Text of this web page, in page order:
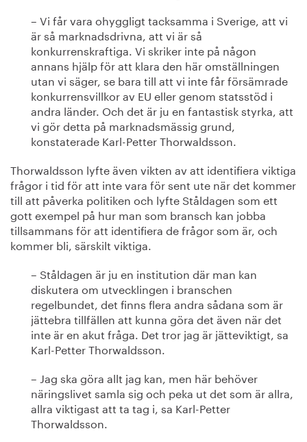
– Vi får vara ohyggligt tacksamma i Sverige, att vi
är så marknadsdrivna, att vi är så
konkurrenskraftiga. Vi skriker inte på någon
annans hjälp för att klara den här omställningen
utan vi säger, se bara till att vi inte får försämrade
konkurrensvillkor av EU eller genom statsstöd i
andra länder. Och det är ju en fantastisk styrka, att
vi gör detta på marknadsmässig grund,
konstaterade Karl-Petter Thorwaldsson.
Thorwaldsson lyfte även vikten av att identifiera viktiga
frågor i tid för att inte vara för sent ute när det kommer
till att påverka politiken och lyfte Ståldagen som ett
gott exempel på hur man som bransch kan jobba
tillsammans för att identifiera de frågor som är, och
kommer bli, särskilt viktiga.
– Ståldagen är ju en institution där man kan
diskutera om utvecklingen i branschen
regelbundet, det finns flera andra sådana som är
jättebra tillfällen att kunna göra det även när det
inte är en akut fråga. Det tror jag är jätteviktigt, sa
Karl-Petter Thorwaldsson.
– Jag ska göra allt jag kan, men här behöver
näringslivet samla sig och peka ut det som är allra,
allra viktigast att ta tag i, sa Karl-Petter
Thorwaldsson.